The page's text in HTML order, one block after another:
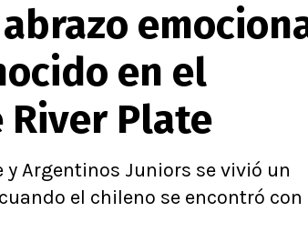
por el mundo
Fútbol Argentino
Fútbol Brasileño
en el
Plate
y Argentinos Juniors se vivió un
el chileno se encontró con